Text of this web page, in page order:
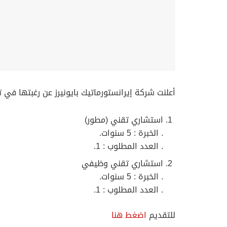
أعلنت شركة إيرانستورماتيك بايونيرز عن رغبتها
استشاري تقني (مطور)
. الخبرة : 5 سنوات.
. العدد المطلوب : 1.
استشاري تقني وظيفي
. الخبرة : 5 سنوات.
. العدد المطلوب : 1.
للتقديم اضغط هنا